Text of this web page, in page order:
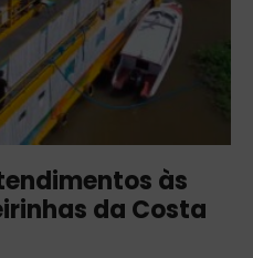
às
da Costa